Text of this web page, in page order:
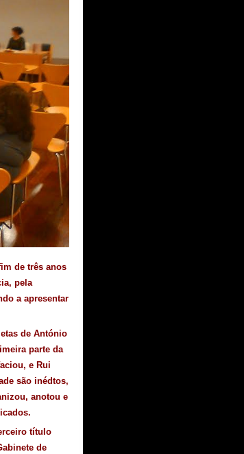
de três anos
pela
a apresentar
de António
parte da
e Rui
são inédtos,
anotou e
título
de